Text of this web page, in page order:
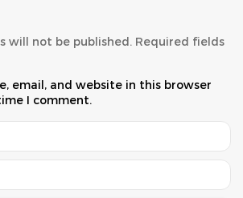
will not be published. Required fields
email, and website in this browser
I comment.